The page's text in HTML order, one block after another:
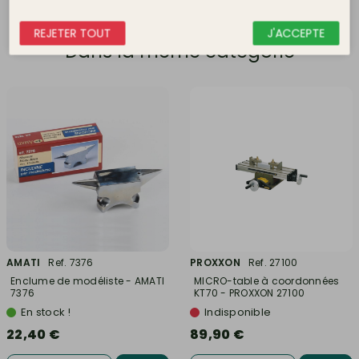
Dans la même catégorie
AMATI
Ref. 7376
Enclume de modéliste - AMATI
7376
En stock !
22,40 €
PROXXON
Ref. 27100
MICRO-table à coordonnées
KT70 - PROXXON 27100
Indisponible
89,90 €
REJETER TOUT J'ACCEPTE